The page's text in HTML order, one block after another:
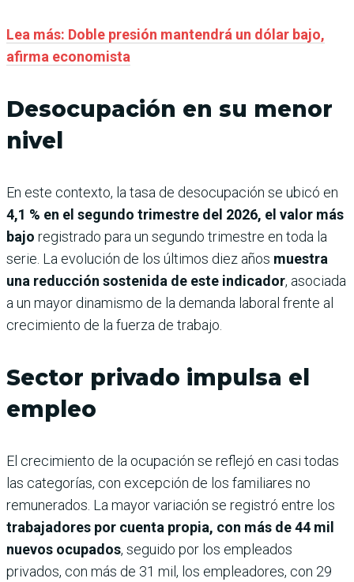
Lea más: Doble presión mantendrá un dólar bajo,
afirma economista
Desocupación en su menor
nivel
En este contexto, la tasa de desocupación se ubicó en
4,1 % en el segundo trimestre del 2026, el valor más
bajo registrado para un segundo trimestre en toda la
serie. La evolución de los últimos diez años muestra
una reducción sostenida de este indicador, asociada
a un mayor dinamismo de la demanda laboral frente al
crecimiento de la fuerza de trabajo.
Sector privado impulsa el
empleo
El crecimiento de la ocupación se reflejó en casi todas
las categorías, con excepción de los familiares no
remunerados. La mayor variación se registró entre los
trabajadores por cuenta propia, con más de 44 mil
nuevos ocupados, seguido por los empleados
privados, con más de 31 mil, los empleadores, con 29